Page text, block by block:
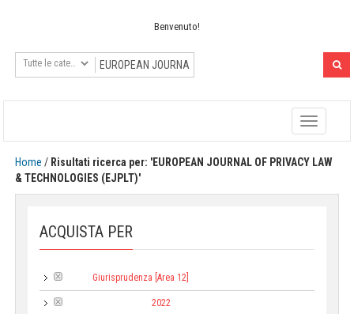
Benvenuto!
Toggle
navigation
Home / Risultati ricerca per: 'EUROPEAN JOURNAL OF PRIVACY LAW
& TECHNOLOGIES (EJPLT)'
ACQUISTA PER
Giurisprudenza [Area 12]
2022